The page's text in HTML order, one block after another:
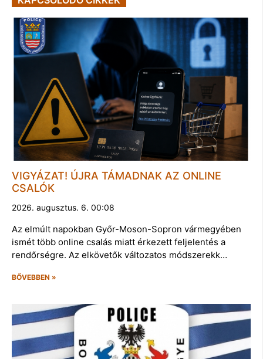
VIGYÁZAT! ÚJRA TÁMADNAK AZ ONLINE
CSALÓK
2026. augusztus. 6. 00:08
Az elmúlt napokban Győr-Moson-Sopron vármegyében
ismét több online csalás miatt érkezett feljelentés a
rendőrségre. Az elkövetők változatos módszerekk…
BŐVEBBEN »